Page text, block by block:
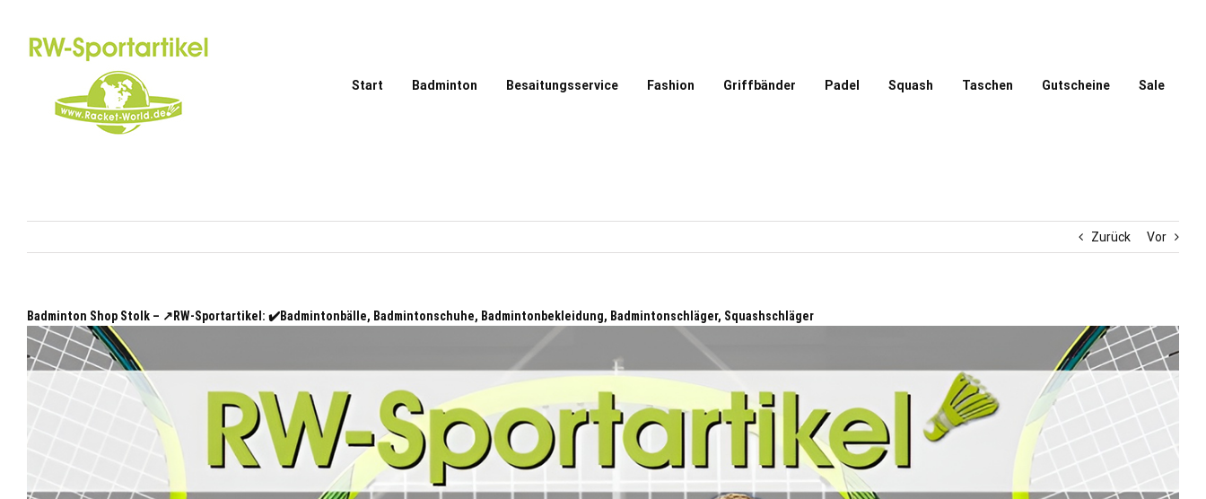
springen
Start Badminton Besaitungsservice Fashion Griffbänder Padel Squash Taschen Gutscheine Sale
Zurück Vor
Badminton Shop Stolk – ↗️RW-Sportartikel: ✔️Badmintonbälle, Badmintonschuhe, Badmintonbekleidung, Badmintonschläger, Squashschläger